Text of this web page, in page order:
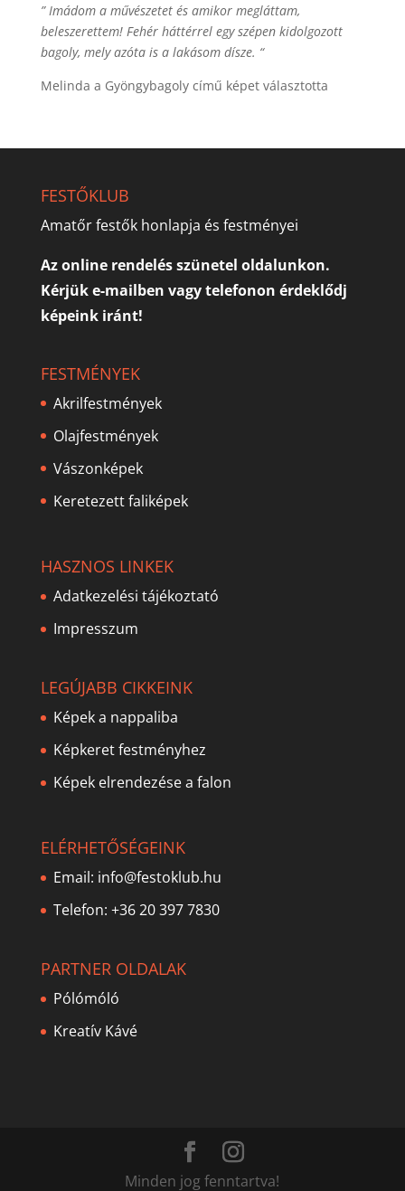
” Imádom a művészetet és amikor megláttam,
beleszerettem! Fehér háttérrel egy szépen kidolgozott
bagoly, mely azóta is a lakásom dísze. “
Melinda a Gyöngybagoly című képet választotta
FESTŐKLUB
Amatőr festők honlapja és festményei
Az online rendelés szünetel oldalunkon.
Kérjük e-mailben vagy telefonon érdeklődj
képeink iránt!
FESTMÉNYEK
Akrilfestmények
Olajfestmények
Vászonképek
Keretezett faliképek
HASZNOS LINKEK
Adatkezelési tájékoztató
Impresszum
LEGÚJABB CIKKEINK
Képek a nappaliba
Képkeret festményhez
Képek elrendezése a falon
ELÉRHETŐSÉGEINK
Email: info@festoklub.hu
Telefon: +36 20 397 7830
PARTNER OLDALAK
Pólómóló
Kreatív Kávé
Minden jog fenntartva!